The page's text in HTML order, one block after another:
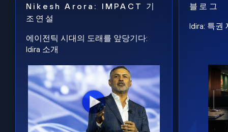
Nikesh Arora: IMPACT 기
조연설
에이전틱 시대의 도래를 앞당기다:
Idira 소개
블로그
Idira: 특권